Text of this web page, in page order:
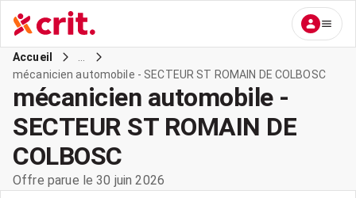
Accueil
mécanicien automobile - SECTEUR ST ROMAIN DE COLBOSC
mécanicien automobile -
SECTEUR ST ROMAIN DE
COLBOSC
Offre parue le 30 juin 2026